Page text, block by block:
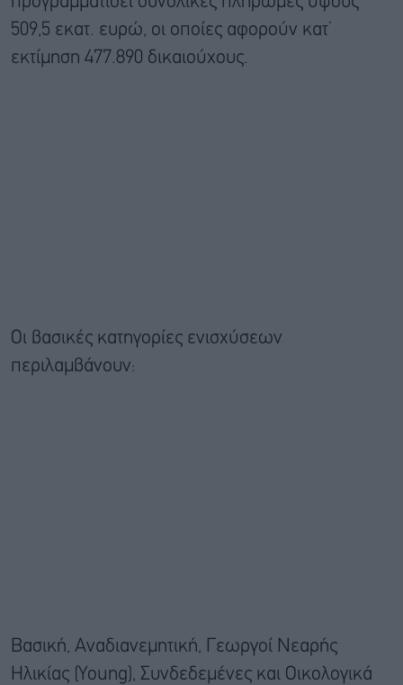
509,5 εκατ. ευρώ, οι οποίες αφορούν κατ’
εκτίμηση 477.890 δικαιούχους.
Οι βασικές κατηγορίες ενισχύσεων
περιλαμβάνουν:
Βασική, Αναδιανεμητική, Γεωργοί Νεαρής
Ηλικίας (Young), Συνδεδεμένες και Οικολογικά